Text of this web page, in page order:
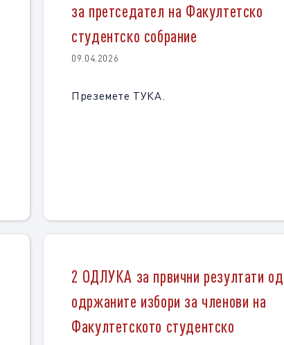
за претседател на Факултетско
студентско собрание
09.04.2026
Преземете ТУКА.
2 ОДЛУКА за првични резултати од
одржаните избори за членови на
Факултетското студентско